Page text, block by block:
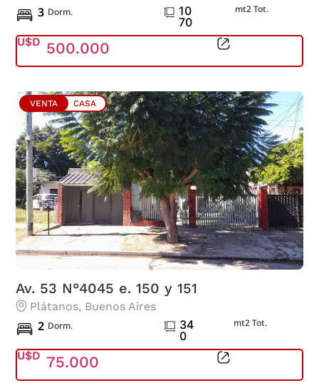
3 Dorm.
10
70
mt2 Tot.
U$D 500.000
VENTA CASA
Av. 53 N°4045 e. 150 y 151
Plátanos, Buenos Aires
2 Dorm.
34
0
mt2 Tot.
U$D 75.000